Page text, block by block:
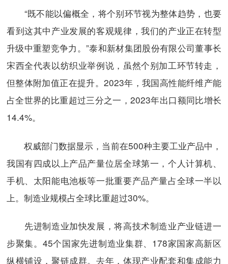
“既不能以偏概全，将个别环节视为整体趋势，也要
看到这其中产业发展的客观规律，我们的产业正在转型
升级中重塑竞争力。”泰和新材集团股份有限公司董事长
宋西全代表以纺织业举例说，虽然个别加工环节转走，
但整体附加值正在提升。2023年，我国高性能纤维产能
占全世界的比重超过三分之一，2023年出口额同比增长
14.4%。
权威部门数据显示，当前在500种主要工业产品中，
我国有四成以上产品产量位居全球第一，个人计算机、
手机、太阳能电池板等一批重要产品产量占全球一半以
上。制造业规模占全球比重超过30%。
先进制造业加快发展，将高技术制造业产业链进一
步聚集。45个国家先进制造业集群、178家国家高新区
纵横铺设，聚链成群。去年，体现产业配套和集成能力